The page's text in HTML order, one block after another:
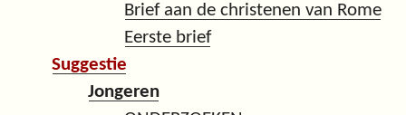
Brief aan de christenen van Rome
Eerste brief
Suggestie
Jongeren